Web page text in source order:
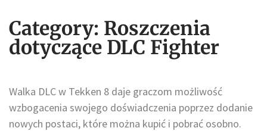
Category: Roszczenia
dotyczące DLC Fighter
Walka DLC w Tekken 8 daje graczom możliwość
wzbogacenia swojego doświadczenia poprzez dodanie
nowych postaci, które można kupić i pobrać osobno.